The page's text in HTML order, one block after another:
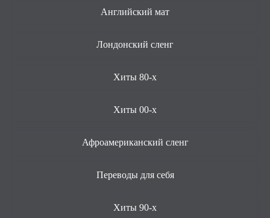
Английский мат
Лондонский сленг
Хиты 80-х
Хиты 00-х
Афроамериканский сленг
Переводы для себя
Хиты 90-х